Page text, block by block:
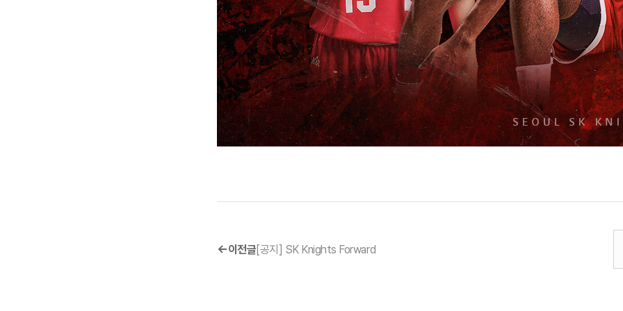
이전글[공지] SK Knights Forward